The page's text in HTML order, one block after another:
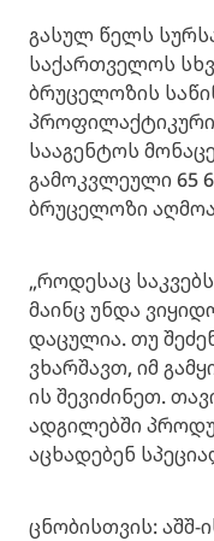
გასულ წელს
საქართველოს
ბრუცელოზის
პროფილაქტიკური
სააგენტოს
გამოკვლეული 65
ბრუცელოზი
„როდესაც
მაინც უნდა
დაცულია. თუ
ვხარშავთ, იმ
ის შევიძინეთ.
ადგილებში
აცხადებენ
ცნობისთვის: